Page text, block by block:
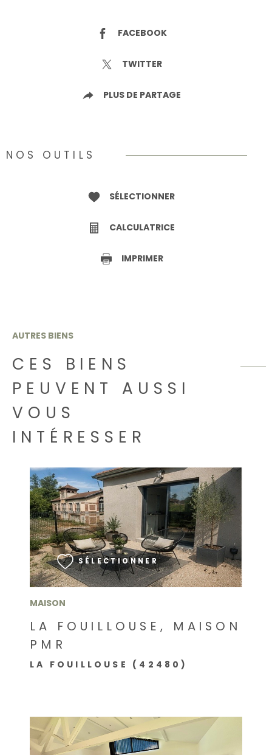
FACEBOOK
TWITTER
PLUS DE PARTAGE
NOS OUTILS
SÉLECTIONNER
CALCULATRICE
IMPRIMER
AUTRES BIENS
CES BIENS
PEUVENT AUSSI
VOUS
INTÉRESSER
MAISON
LA FOUILLOUSE, MAISON
PMR
LA FOUILLOUSE (42480)
SÉLECTIONNER
VOIR LE BIEN